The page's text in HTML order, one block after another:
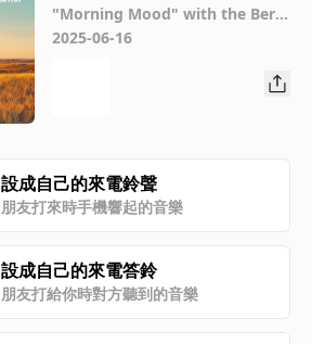
(Chorus, Prisoners)
"Morning Mood" with the Berli
n Philharmonic Orchestra
2025-06-16
設成自己的來電鈴聲
朋友打來時手機響起的音樂
設成自己的來電答鈴
朋友打給你時對方聽到的音樂